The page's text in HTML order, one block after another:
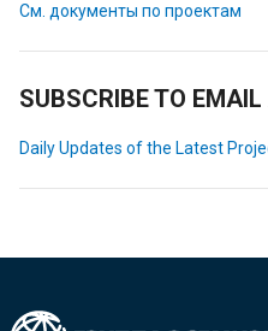
См. документы по проектам
SUBSCRIBE TO
Daily Updates of the Latest